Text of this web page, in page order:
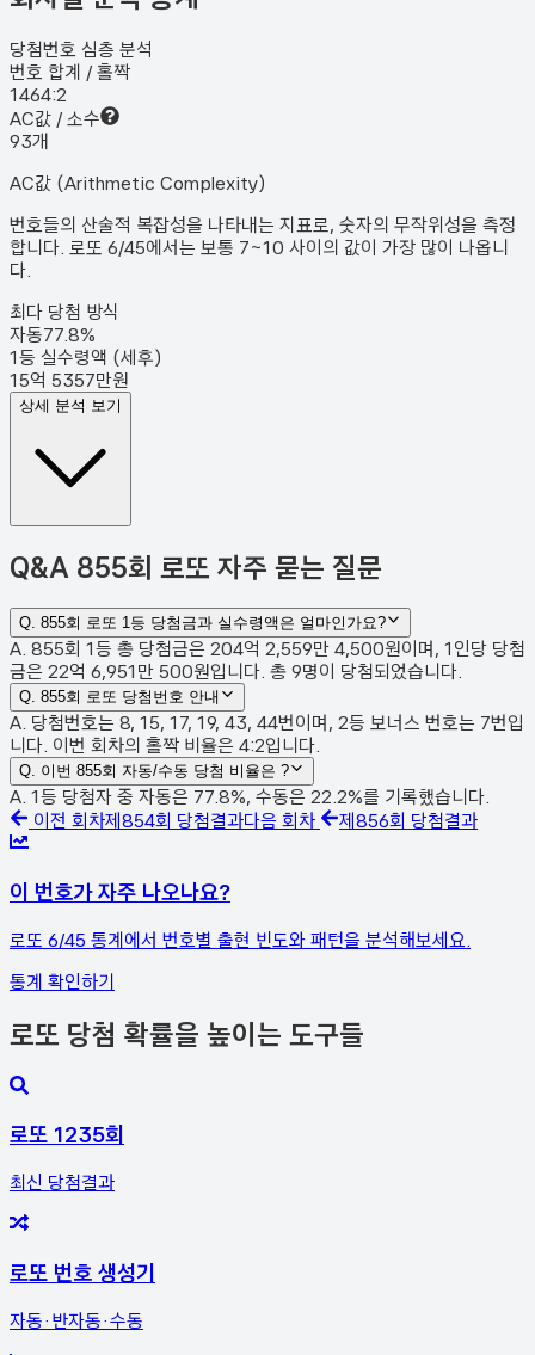
당첨번호 심층 분석
번호 합계 / 홀짝
1464:2
AC값 / 소수
93개
AC값 (Arithmetic Complexity)
번호들의 산술적 복잡성을 나타내는 지표로, 숫자의 무작위성을 측정
합니다. 로또 6/45에서는 보통 7~10 사이의 값이 가장 많이 나옵니
다.
최다 당첨 방식
자동77.8%
1등 실수령액 (세후)
15억 5357만원
상세 분석 보기
Q&A 855회 로또 자주 묻는 질문
Q. 855회 로또 1등 당첨금과 실수령액은 얼마인가요?
A. 855회 1등 총 당첨금은 204억 2,559만 4,500원이며, 1인당 당첨
금은 22억 6,951만 500원입니다. 총 9명이 당첨되었습니다.
Q. 855회 로또 당첨번호 안내
A. 당첨번호는 8, 15, 17, 19, 43, 44번이며, 2등 보너스 번호는 7번입
니다. 이번 회차의 홀짝 비율은 4:2입니다.
Q. 이번 855회 자동/수동 당첨 비율은 ?
A. 1등 당첨자 중 자동은 77.8%, 수동은 22.2%를 기록했습니다.
이전 회차제 854회 당첨결과다음 회차 제 856회 당첨결과
이 번호가 자주 나오나요?
로또 6/45 통계에서 번호별 출현 빈도와 패턴을 분석해보세요.
통계 확인하기
로또 당첨 확률을 높이는 도구들
로또 1235회
최신 당첨결과
로또 번호 생성기
자동·반자동·수동